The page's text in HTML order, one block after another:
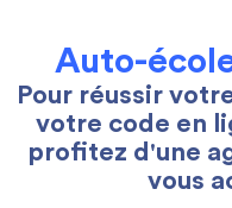
Auto-
Pour réussir
votre code en
profitez d'une
vous